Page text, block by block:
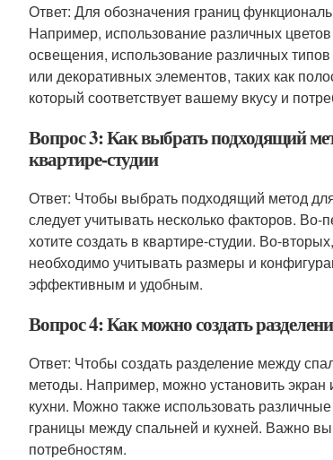
Ответ: Для обозначения границ
Например, использование различных
освещения, использование различных
или декоративных элементов, таких как
который соответствует вашему вкусу и
Вопрос 3: Как выбрать подходящий
квартире-студии
Ответ: Чтобы выбрать подходящий метод
следует учитывать несколько факторов.
хотите создать в квартире-студии. Во-
необходимо учитывать размеры и
эффективным и удобным.
Вопрос 4: Как можно создать
Ответ: Чтобы создать разделение между
методы. Например, можно установить
кухни. Можно также использовать
границы между спальней и кухней. Важно
потребностям.